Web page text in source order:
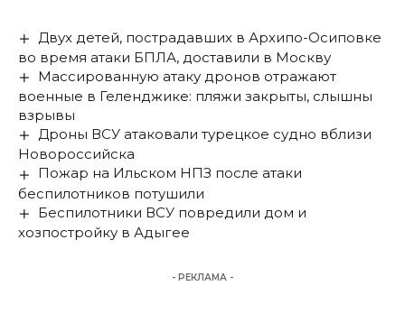
Двух детей, пострадавших в Архипо-Осиповке
во время атаки БПЛА, доставили в Москву
Массированную атаку дронов отражают
военные в Геленджике: пляжи закрыты, слышны
взрывы
Дроны ВСУ атаковали турецкое судно вблизи
Новороссийска
Пожар на Ильском НПЗ после атаки
беспилотников потушили
Беспилотники ВСУ повредили дом и
хозпостройку в Адыгее
- РЕКЛАМА -